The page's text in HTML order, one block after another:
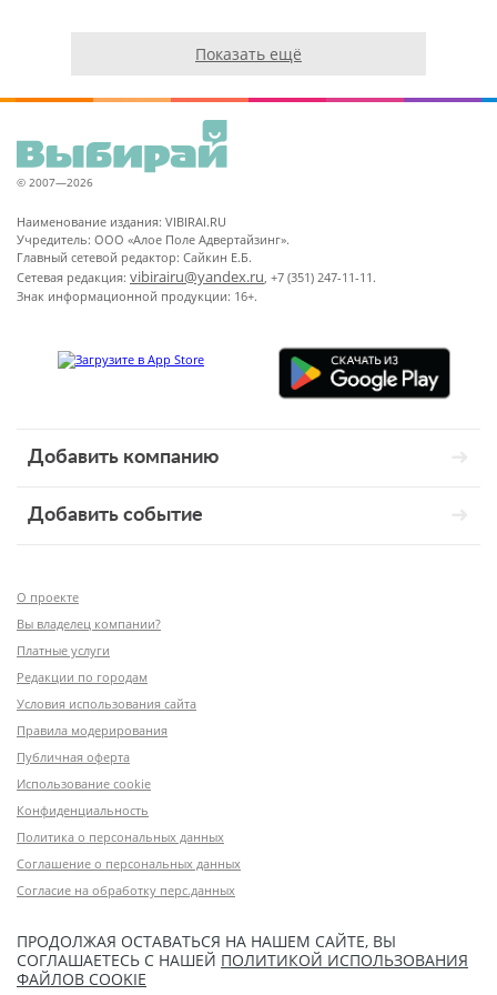
Показать ещё
© 2007—2026
Наименование издания: VIBIRAI.RU
Учредитель: ООО «Алое Поле Адвертайзинг».
Главный сетевой редактор: Сайкин Е.Б.
Сетевая редакция: vibirairu@yandex.ru, +7 (351) 247-11-11.
Знак информационной продукции: 16+.
Добавить компанию
Добавить событие
О проекте
Вы владелец компании?
Платные услуги
Редакции по городам
Условия использования сайта
Правила модерирования
Публичная оферта
Использование cookie
Конфиденциальность
Политика о персональных данных
Соглашение о персональных данных
Согласие на обработку перс.данных
ПРОДОЛЖАЯ ОСТАВАТЬСЯ НА НАШЕМ САЙТЕ, ВЫ
СОГЛАШАЕТЕСЬ С НАШЕЙ ПОЛИТИКОЙ ИСПОЛЬЗОВАНИЯ
ФАЙЛОВ COOKIE